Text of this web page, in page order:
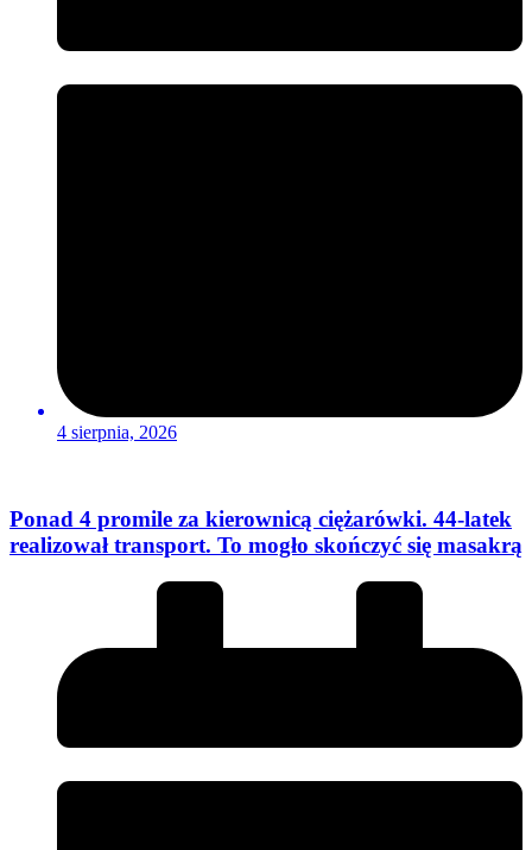
4 sierpnia, 2026
Ponad 4 promile za kierownicą ciężarówki. 44-latek
realizował transport. To mogło skończyć się masakrą